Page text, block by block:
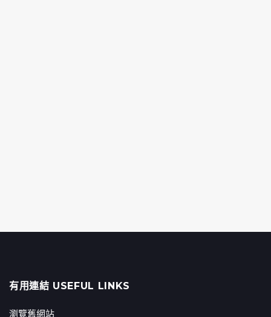
有用連結 USEFUL LINKS
瀏覽舊網站